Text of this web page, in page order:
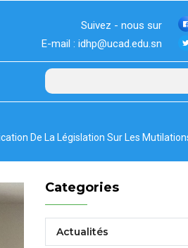
Suivez - nous sur
E-mail : idhp@ucad.edu.sn
Rechercher
De La Législation Sur Les
Categories
Actualités